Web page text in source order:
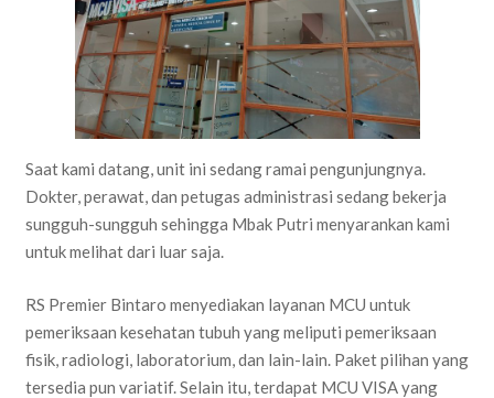
Saat kami datang, unit ini sedang ramai pengunjungnya.
Dokter, perawat, dan petugas administrasi sedang bekerja
sungguh-sungguh sehingga Mbak Putri menyarankan kami
untuk melihat dari luar saja.
RS Premier Bintaro menyediakan layanan MCU untuk
pemeriksaan kesehatan tubuh yang meliputi pemeriksaan
fisik, radiologi, laboratorium, dan lain-lain. Paket pilihan yang
tersedia pun variatif. Selain itu, terdapat MCU VISA yang